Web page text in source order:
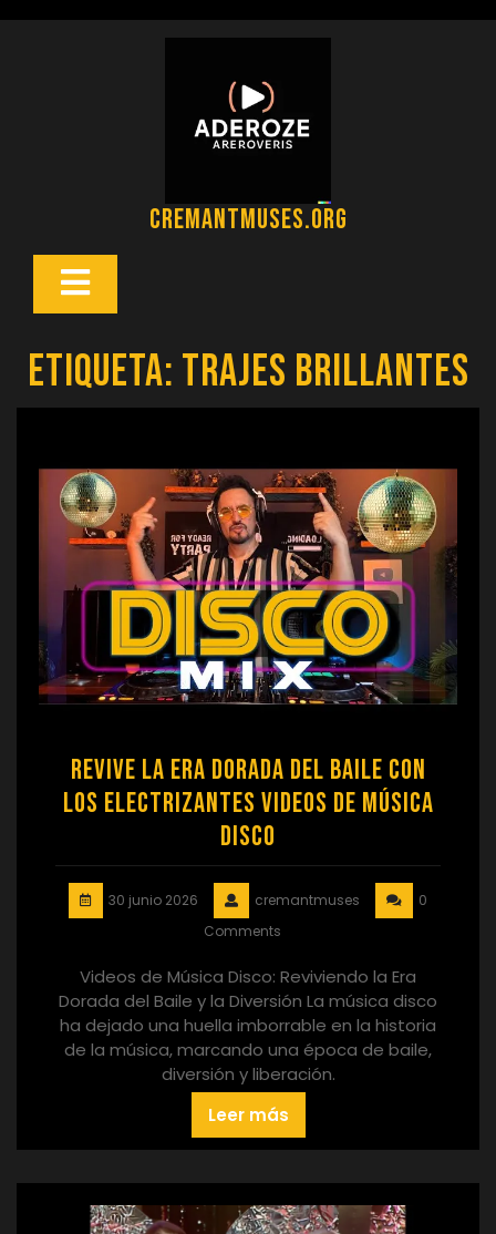
cremantmuses.org
Botón
Etiqueta: trajes brillantes
Revive la Era Dorada del Baile con
los Electrizantes Videos de Música
Disco
30 junio 2026 cremantmuses
0
Comments
Videos de Música Disco: Reviviendo la Era
Dorada del Baile y la Diversión La música disco
ha dejado una huella imborrable en la historia
de la música, marcando una época de baile,
diversión y liberación.
Leer más